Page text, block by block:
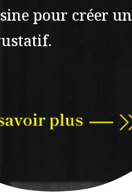
pour créer un